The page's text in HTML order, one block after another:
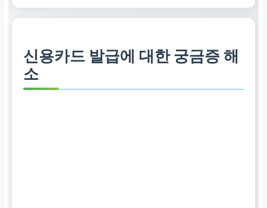
신용카드 발급에 대한 궁금증 해
소